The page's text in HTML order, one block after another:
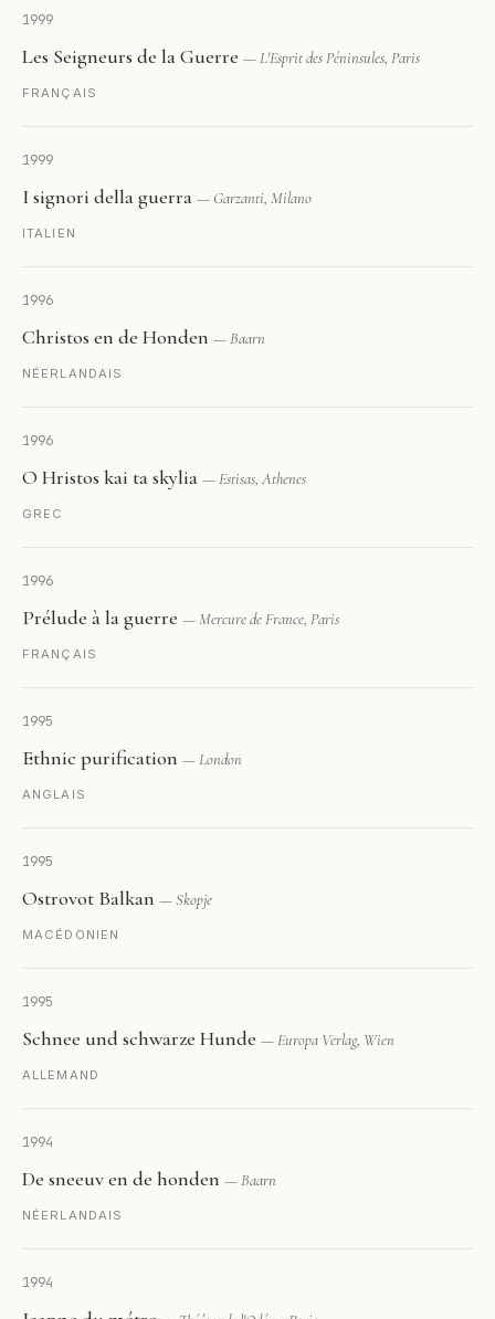
1999
Les Seigneurs de la Guerre — L'Esprit des Péninsules, Paris
FRANÇAIS
1999
I signori della guerra — Garzanti, Milano
ITALIEN
1996
Christos en de Honden — Baarn
NÉERLANDAIS
1996
O Hristos kai ta skylia — Estisas, Athenes
GREC
1996
Prélude à la guerre — Mercure de France, Paris
FRANÇAIS
1995
Ethnic purification — London
ANGLAIS
1995
Ostrovot Balkan — Skopje
MACÉDONIEN
1995
Schnee und schwarze Hunde — Europa Verlag, Wien
ALLEMAND
1994
De sneeuv en de honden — Baarn
NÉERLANDAIS
1994